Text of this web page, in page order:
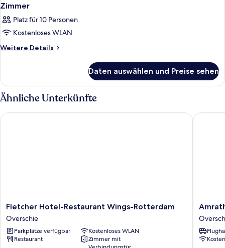
Zimmer
Platz für 10 Personen
Kostenloses WLAN
Weitere Details
Weitere
Daten auswählen und Preise sehen
Ähnliche Unterkünfte
Fletcher
Hotel-
Restaurant
Wings-
Rotterdam
Fletcher Hotel-Restaurant Wings-Rotterdam
Overschie
Parkplätze verfügbar
Kostenloses WLAN
Restaurant
Zimmer mit
Fletcher Hotel-Restaurant Wings-Rotterdam
Amrath
Airport
Hotel
Amrath